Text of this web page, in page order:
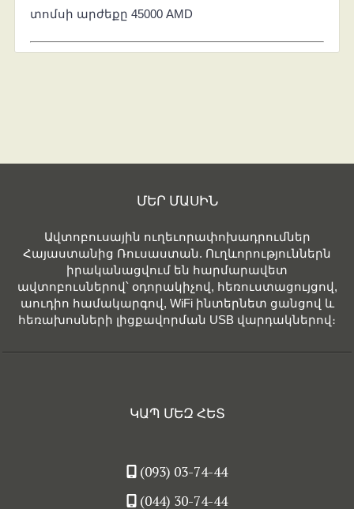
տոմսի արժեքը 45000 AMD
ՄԵՐ ՄԱՍԻՆ
Ավտոբուսային ուղեւորափոխադրումներ
Հայաստանից Ռուսաստան. Ուղևորություններն
իրականացվում են հարմարավետ
ավտոբուսներով՝ օդորակիչով, հեռուստացույցով,
աուդիո համակարգով, WiFi ինտերնետ ցանցով և
հեռախոսների լիցքավորման USB վարդակներով։
ԿԱՊ ՄԵԶ ՀԵՏ
(093) 03-74-44
(044) 30-74-44